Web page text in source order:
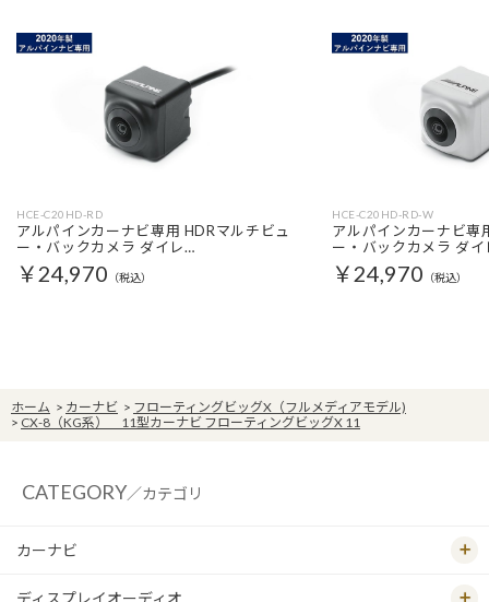
HCE-C20HD-RD
アルパインカーナビ専用 HDRマルチビュ
ー・バックカメラ ダイレ…
￥24,970 （税込）
HCE-C20HD-RD-W
アルパインカーナビ専
ー・バックカメラ ダ
￥24,970 （税込）
ホーム > カーナビ > フローティングビッグX（フルメディアモデル)
> CX-8（KG系） 11型カーナビ フローティングビッグX 11
CATEGORY／カテゴリ
カーナビ
ディスプレイオーディオ